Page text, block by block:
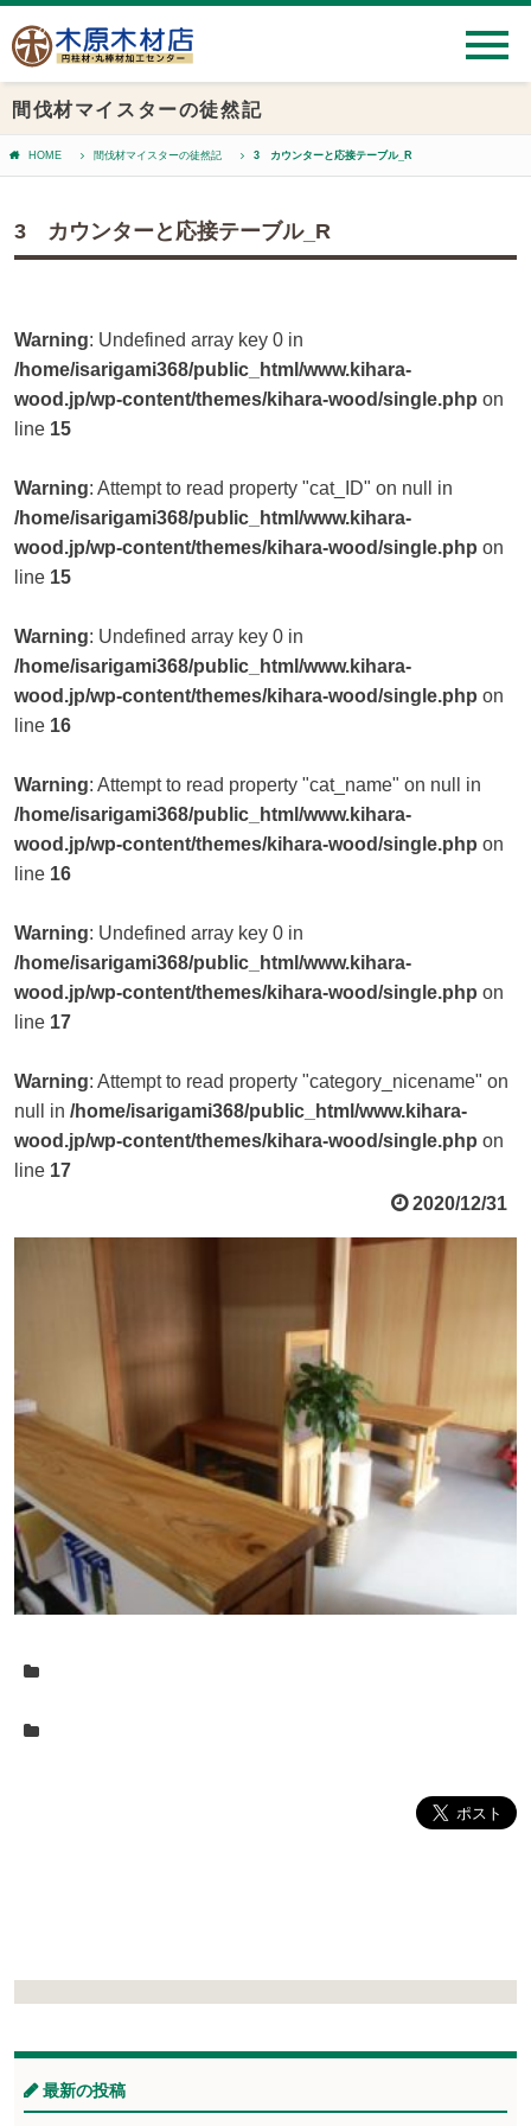
間伐材マイスターの徒然記
HOME 間伐材マイスターの徒然記 3 カウンターと応接テーブル_R
3 カウンターと応接テーブル_R
Warning: Undefined array key 0 in
/home/isarigami368/public_html/www.kihara-
wood.jp/wp-content/themes/kihara-wood/single.php on
line 15
Warning: Attempt to read property "cat_ID" on null in
/home/isarigami368/public_html/www.kihara-
wood.jp/wp-content/themes/kihara-wood/single.php on
line 15
Warning: Undefined array key 0 in
/home/isarigami368/public_html/www.kihara-
wood.jp/wp-content/themes/kihara-wood/single.php on
line 16
Warning: Attempt to read property "cat_name" on null in
/home/isarigami368/public_html/www.kihara-
wood.jp/wp-content/themes/kihara-wood/single.php on
line 16
Warning: Undefined array key 0 in
/home/isarigami368/public_html/www.kihara-
wood.jp/wp-content/themes/kihara-wood/single.php on
line 17
Warning: Attempt to read property "category_nicename" on
null in /home/isarigami368/public_html/www.kihara-
wood.jp/wp-content/themes/kihara-wood/single.php on
line 17
2020/12/31
最新の投稿